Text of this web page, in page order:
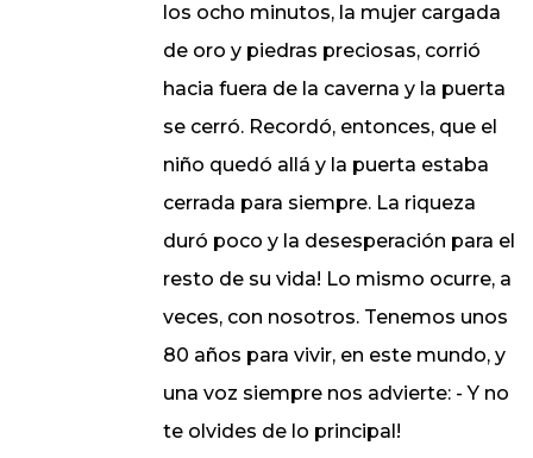
los ocho minutos, la mujer cargada
de oro y piedras preciosas, corrió
hacia fuera de la caverna y la puerta
se cerró. Recordó, entonces, que el
niño quedó allá y la puerta estaba
cerrada para siempre. La riqueza
duró poco y la desesperación para el
resto de su vida! Lo mismo ocurre, a
veces, con nosotros. Tenemos unos
80 años para vivir, en este mundo, y
una voz siempre nos advierte: - Y no
te olvides de lo principal!